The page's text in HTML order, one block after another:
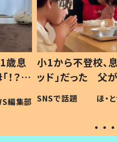
フテ
食”を
編集部
ひ孫にデレデレ
が、抱っこする
「涙が出ました」
い」
ほ・